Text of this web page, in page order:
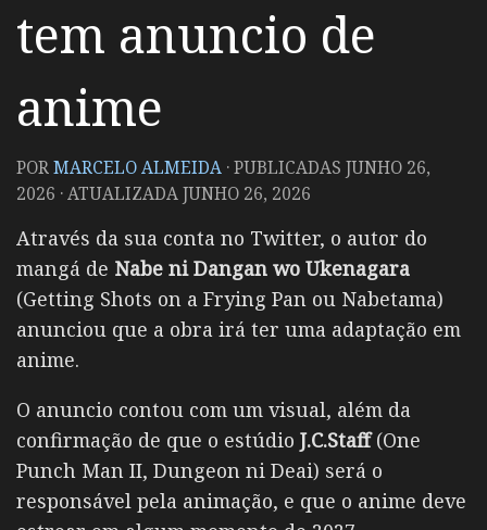
tem anuncio de
anime
PORMARCELO ALMEIDA · PUBLICADAS JUNHO 26,
2026 · ATUALIZADAJUNHO 26, 2026
Através da sua conta no Twitter, o autor do
mangá de Nabe ni Dangan wo Ukenagara
(Getting Shots on a Frying Pan ou Nabetama)
anunciou que a obra irá ter uma adaptação em
anime.
O anuncio contou com um visual, além da
confirmação de que o estúdio J.C.Staff(One
Punch Man II, Dungeon ni Deai) será o
responsável pela animação, e que o anime deve